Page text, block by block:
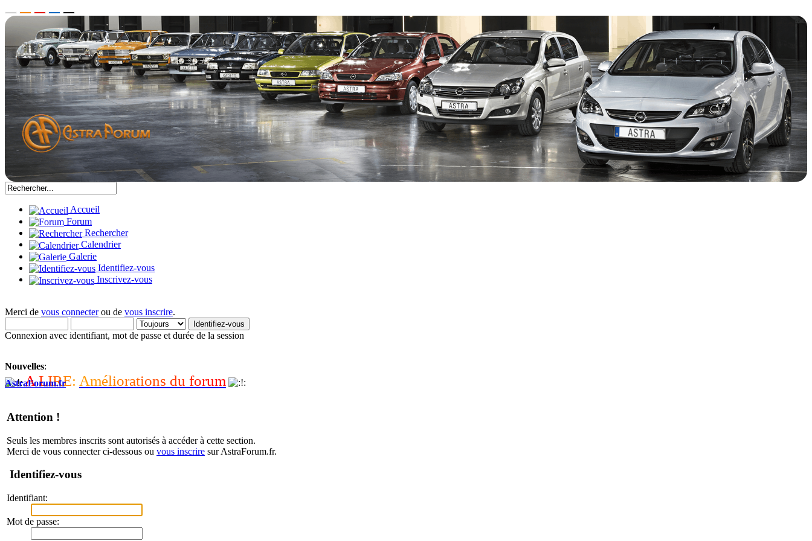
Accueil
Forum
Rechercher
Calendrier
Galerie
Identifiez-vous
Inscrivez-vous
Merci de vous connecterou de vous inscrire.
Connexion avec identifiant, mot de passe et durée de la session
Nouvelles:
A LIRE: Améliorations du forum
AstraForum.fr
Attention !
Seuls les membres inscrits sont autorisés à accéder à cette section.
Merci de vous connecter ci-dessous ou vous inscrire sur AstraForum.fr.
Identifiez-vous
Identifiant:
Mot de passe: